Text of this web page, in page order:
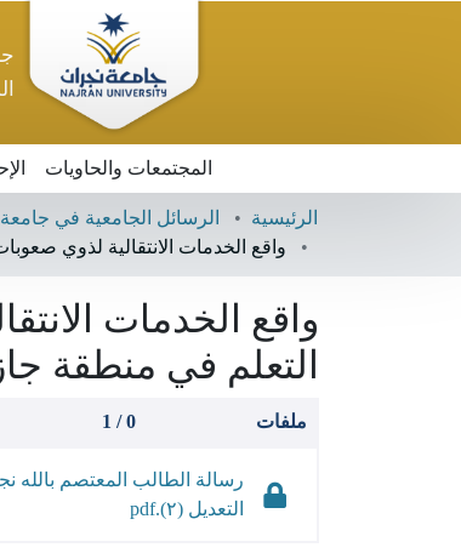
المجتمعات والحاويات
الرئيسية الرسائل الجامعية في
واقع الخدمات الانتقالية لذوي
واقع الخدمات
التعلم في منطقة
ملفات 0 / 1
رسالة الطالب المعتصم بالله
التعديل (٢).pdf